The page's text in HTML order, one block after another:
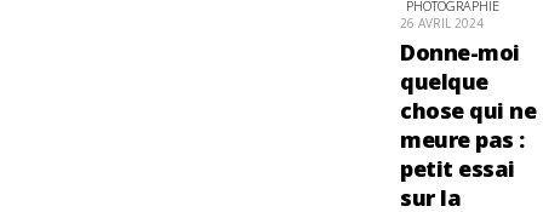
PHOTOGRAPHIE
26 AVRIL 2024
Donne-moi
quelque
chose qui ne
meure pas :
petit essai
sur la